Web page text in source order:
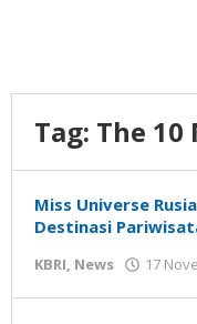
Tag: The 10
Miss Universe
Destinasi
KBRI, News 17